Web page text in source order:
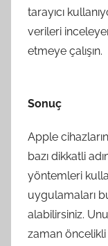
tarayıcı
verileri
etmeye çalışın.
Sonuç
Apple
bazı dikkatli
yöntemleri
uygulamaları
alabilirsiniz.
zaman öncelikli